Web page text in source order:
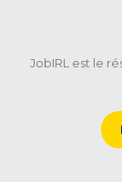
JobIRL est le